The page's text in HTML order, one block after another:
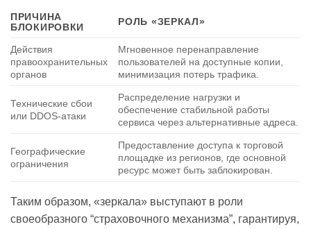
ПРИЧИНА
БЛОКИРОВКИ
РОЛЬ «ЗЕРКАЛ»
Действия
правоохранительных
органов
Мгновенное перенаправление
пользователей на доступные копии,
минимизация потерь трафика.
Технические сбои
или DDOS-атаки
Распределение нагрузки и
обеспечение стабильной работы
сервиса через альтернативные адреса.
Географические
ограничения
Предоставление доступа к торговой
площадке из регионов, где основной
ресурс может быть заблокирован.
Таким образом, «зеркала» выступают в роли
своеобразного “страховочного механизма”, гарантируя,